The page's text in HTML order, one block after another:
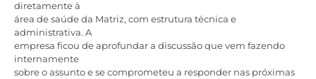
diretamente à
área de saúde da Matriz, com estrutura técnica e
administrativa. A
empresa ficou de aprofundar a discussão que vem fazendo
internamente
sobre o assunto e se comprometeu a responder nas próximas